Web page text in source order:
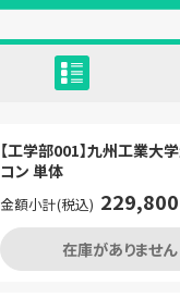
【工学部001】九州工業大
コン 単体
金額小計(税込) 229,800
在庫がありません